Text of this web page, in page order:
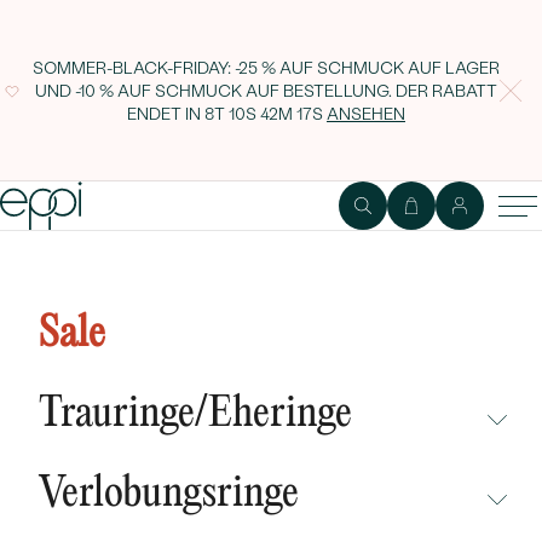
SOMMER-BLACK-FRIDAY: -25 % AUF SCHMUCK AUF LAGER
UND -10 % AUF SCHMUCK AUF BESTELLUNG. DER RABATT
ENDET IN 8T 10S 42M 16S ANSEHEN
Sale
Trauringe/Eheringe
NEUHEITEN
Verlobungsringe
schwarzen Diamanten Fox